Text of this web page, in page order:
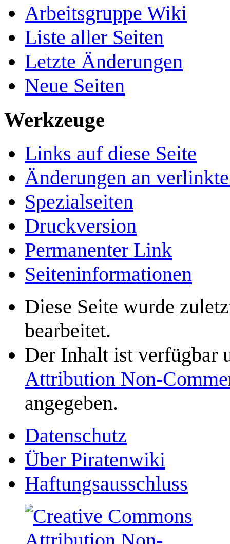
Arbeitsgruppe Wiki
Liste aller Seiten
Letzte Änderungen
Neue Seiten
Werkzeuge
Links auf diese Seite
Änderungen an
Spezialseiten
Druckversion
Permanenter Link
Seiten­­informationen
Diese Seite wurde
bearbeitet.
Der Inhalt ist verfügbar
Attribution Non-
angegeben.
Datenschutz
Über Piratenwiki
Haftungsausschluss